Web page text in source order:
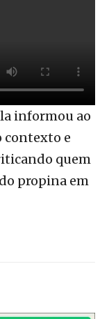
informou ao
contexto e
quem
propina em